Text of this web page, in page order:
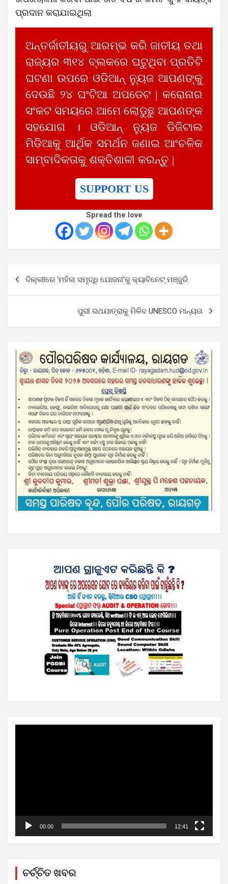
ପ୍ରଦାନ କରାଯାଇଥିଲା
ଅନ୍ତର୍ଜାତୀୟରୁ ଆରମ୍ଭ କରି ଜାତୀୟ ତଥା
ରାଜ୍ୟର ୩୧୪ ବ୍ଲକରେ ଘଟୁଥିବା ପ୍ରତିଟି
ଘଟଣା ଉପରେ ଓଡିଆନ୍ ନ୍ୟୁଜ ଆପଣଙ୍କୁ
ଦେଉଛି ୨୪ ଘଂଟିଆ ଅପଡେଟ | କରୋନାର
ସଂକଟ ସମୟରେ ଆମେ ଲୋଡୁଛୁ ଆପଣଙ୍କ
ସହଯୋଗ । ଓଡିଆନ୍ ନ୍ୟୁଜ ଡିଜିଟାଲ
ମିଡିଆକୁ ଆର୍ଥିକ ସମର୍ଥନ ଜଣାଇ ଆଂଚଳିକ
ସାମ୍ବାଦିକତାକୁ ଶକ୍ତିଶାଳୀ କରନ୍ତୁ |
SUPPORT US
Spread the love
navigation
ଦିଲ୍ଲୀରେ ‘ମହିଳା ସମୃଦ୍ଧି ଯୋଜନା’କୁ କ୍ୟାବିନେଟ୍‌ ମଞ୍ଜୁରି
ପୁରୀ ରଥଯାତ୍ରାକୁ ମିଳିବ UNESCO ମାନ୍ୟତା
00:00 12:41
ଚର୍ଚ୍ଚିତ ଖବର